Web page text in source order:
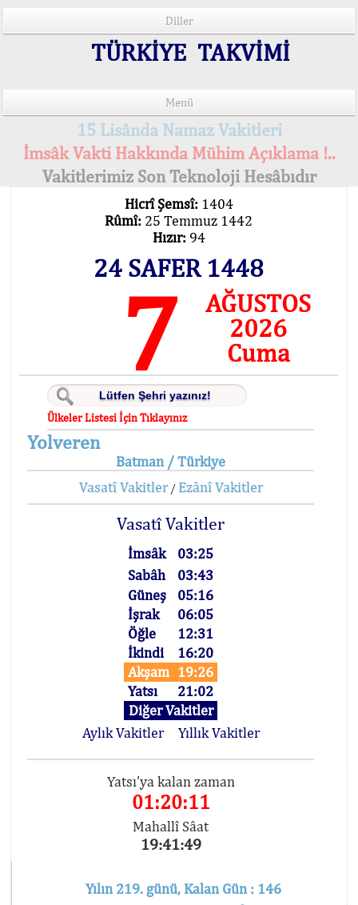
Diller
TÜRKİYE TAKVİMİ
Menü
15 Lisânda Namaz Vakitleri
İmsâk Vakti Hakkında Mühim Açıklama !..
Vakitlerimiz Son Teknoloji Hesâbıdır
Hicrî Şemsî: 1404
Rûmî: 25 Temmuz 1442
Hızır: 94
24 SAFER 1448
7
AĞUSTOS
2026
Cuma
Ülkeler Listesi İçin Tıklayınız
Yolveren
Batman / Türkiye
Vasatî Vakitler/ Ezânî Vakitler
Vasatî Vakitler
İmsâk
03:25
Sabâh
03:43
Güneş
05:16
İşrak
06:05
Öğle
12:31
İkindi
16:20
Akşam 19:26
Yatsı
21:02
Diğer Vakitler
Aylık Vakitler
Yıllık Vakitler
Yatsı'ya kalan zaman
01:20:11
Mahallî Sâat
19:41:49
Yılın 219. günü, Kalan Gün : 146